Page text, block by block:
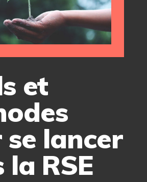
et
lancer
la RSE